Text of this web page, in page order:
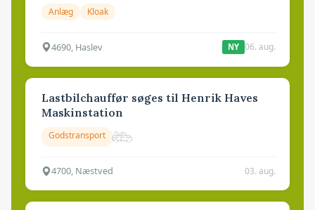
Anlæg Kloak
4690, Haslev NY 06. aug.
Lastbilchauffør søges til Henrik Haves
Maskinstation
Godstransport
4700, Næstved 03. aug.